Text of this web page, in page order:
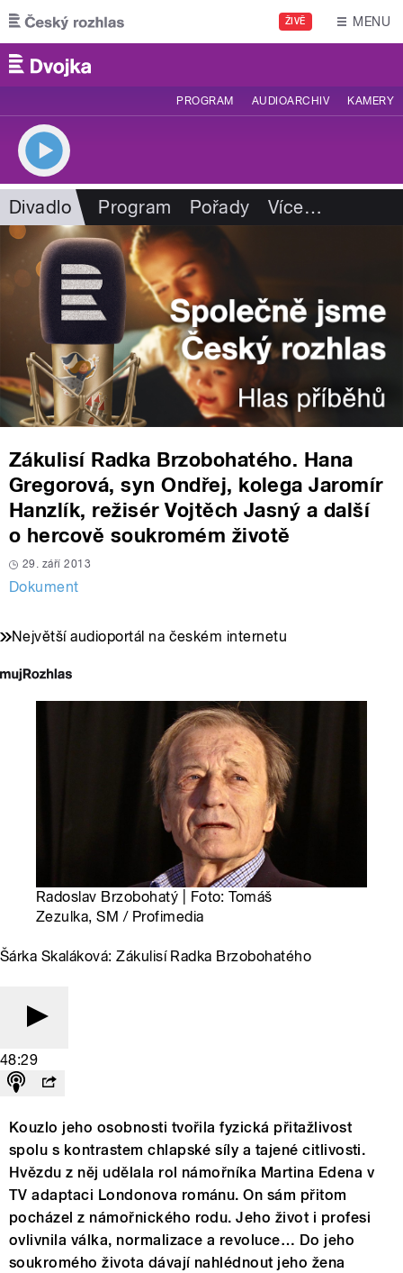
Přejít k hlavnímu obsahu
ŽIVĚ MENU
PROGRAM AUDIOARCHIV KAMERY
Divadlo Program Pořady Více…
Zákulisí Radka Brzobohatého. Hana
Gregorová, syn Ondřej, kolega Jaromír
Hanzlík, režisér Vojtěch Jasný a další
o hercově soukromém životě
29. září 2013
Dokument
Největší audioportál na českém internetu
Radoslav Brzobohatý | Foto: Tomáš
Zezulka, SM / Profimedia
Šárka Skaláková: Zákulisí Radka Brzobohatého
48:29
Kouzlo jeho osobnosti tvořila fyzická přitažlivost
spolu s kontrastem chlapské síly a tajené citlivosti.
Hvězdu z něj udělala rol námořníka Martina Edena v
TV adaptaci Londonova románu. On sám přitom
pocházel z námořnického rodu. Jeho život i profesi
ovlivnila válka, normalizace a revoluce… Do jeho
soukromého života dávají nahlédnout jeho žena